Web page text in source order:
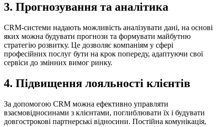
3. Прогнозування та аналітика
CRM-системи надають можливість аналізувати дані, на основі
яких можна будувати прогнози та формувати майбутню
стратегію розвитку. Це дозволяє компаніям у сфері
професійних послуг бути на крок попереду, адаптуючи свої
сервіси до змінних вимог ринку.
4. Підвищення лояльності клієнтів
За допомогою CRM можна ефективно управляти
взаємовідносинами з клієнтами, поглиблювати їх і будувати
довгострокові партнерські відносини. Постійна комунікація,